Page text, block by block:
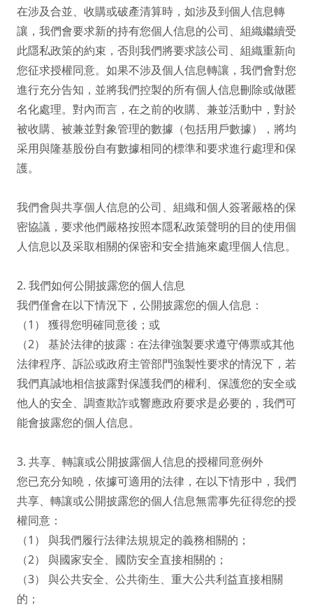
在涉及合並、收購或破產清算時，如涉及到個人信息轉
讓，我們會要求新的持有您個人信息的公司、組織繼續受
此隱私政策的約束，否則我們將要求該公司、組織重新向
您征求授權同意。如果不涉及個人信息轉讓，我們會對您
進行充分告知，並將我們控製的所有個人信息刪除或做匿
名化處理。對內而言，在之前的收購、兼並活動中，對於
被收購、被兼並對象管理的數據（包括用戶數據），將均
采用與隆基股份自有數據相同的標準和要求進行處理和保
護。
我們會與共享個人信息的公司、組織和個人簽署嚴格的保
密協議，要求他們嚴格按照本隱私政策聲明的目的使用個
人信息以及采取相關的保密和安全措施來處理個人信息。
2. 我們如何公開披露您的個人信息
我們僅會在以下情況下，公開披露您的個人信息：
（1） 獲得您明確同意後；或
（2） 基於法律的披露：在法律強製要求遵守傳票或其他
法律程序、訴訟或政府主管部門強製性要求的情況下，若
我們真誠地相信披露對保護我們的權利、保護您的安全或
他人的安全、調查欺詐或響應政府要求是必要的，我們可
能會披露您的個人信息。
3. 共享、轉讓或公開披露個人信息的授權同意例外
您已充分知曉，依據可適用的法律，在以下情形中，我們
共享、轉讓或公開披露您的個人信息無需事先征得您的授
權同意：
（1） 與我們履行法律法規規定的義務相關的；
（2） 與國家安全、國防安全直接相關的；
（3） 與公共安全、公共衛生、重大公共利益直接相關
的；